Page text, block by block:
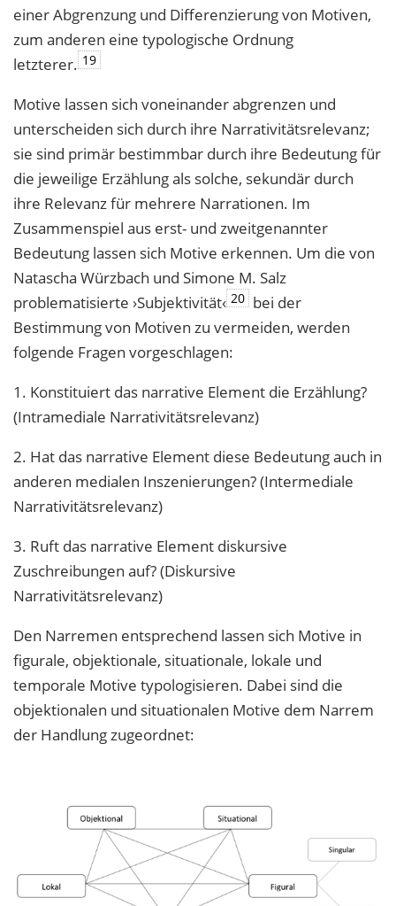
einer Abgrenzung und Differenzierung von Motiven,
zum anderen eine typologische Ordnung
letzterer. 19
Motive lassen sich voneinander abgrenzen und
unterscheiden sich durch ihre Narrativitätsrelevanz;
sie sind primär bestimmbar durch ihre Bedeutung für
die jeweilige Erzählung als solche, sekundär durch
ihre Relevanz für mehrere Narrationen. Im
Zusammenspiel aus erst- und zweitgenannter
Bedeutung lassen sich Motive erkennen. Um die von
Natascha Würzbach und Simone M. Salz
problematisierte ›Subjektivität‹ 20 bei der
Bestimmung von Motiven zu vermeiden, werden
folgende Fragen vorgeschlagen:
1. Konstituiert das narrative Element die Erzählung?
(Intramediale Narrativitätsrelevanz)
2. Hat das narrative Element diese Bedeutung auch in
anderen medialen Inszenierungen? (Intermediale
Narrativitätsrelevanz)
3. Ruft das narrative Element diskursive
Zuschreibungen auf? (Diskursive
Narrativitätsrelevanz)
Den Narremen entsprechend lassen sich Motive in
figurale, objektionale, situationale, lokale und
temporale Motive typologisieren. Dabei sind die
objektionalen und situationalen Motive dem Narrem
der Handlung zugeordnet: